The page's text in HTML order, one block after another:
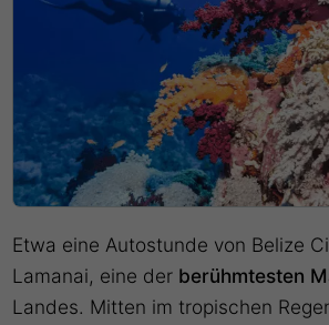
Etwa eine Autostunde von Belize
Lamanai, eine der berühmtesten
Landes. Mitten im tropischen